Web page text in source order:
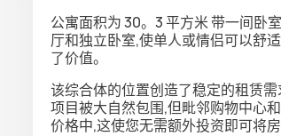
公寓面积为30。3 平方米带一间卧室
厅和独立卧室,使单人或情侣可以舒适
了价值。
该综合体的位置创造了稳定的租赁需
项目被大自然包围,但毗邻购物中心
价格中,这使您无需额外投资即可将